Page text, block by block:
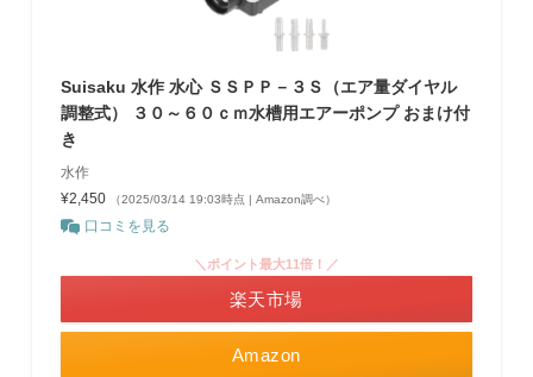
Suisaku 水作 水心 ＳＳＰＰ－３Ｓ（エア量ダイヤル
調整式） ３０～６０ｃｍ水槽用エアーポンプ おまけ付
き
水作
¥2,450
（2025/03/14 19:03時点 | Amazon調べ）
口コミを見る
Amazon
＼ポイント最大11倍！／
楽天市場